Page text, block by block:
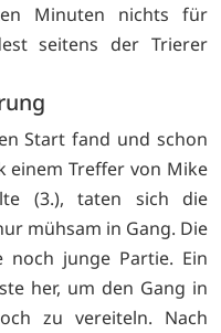
Minuten nichts für
seitens der Trierer
Start fand und schon
einem Treffer von Mike
(3.), taten sich die
mühsam in Gang. Die
noch junge Partie. Ein
her, um den Gang in
zu vereiteln. Nach